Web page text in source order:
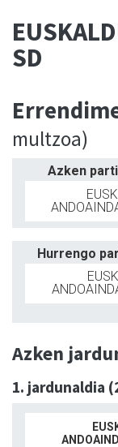
SD
multzoa)
Azken
Hurrengo
Azken
1. jardunaldia